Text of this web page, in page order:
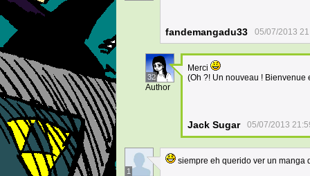
fandemangadu33 05/07/2013
32
Author
Merci
(Oh ?! Un nouveau ! Bienvenue
Jack Sugar 05/07/2013
1
siempre eh querido ver un manga